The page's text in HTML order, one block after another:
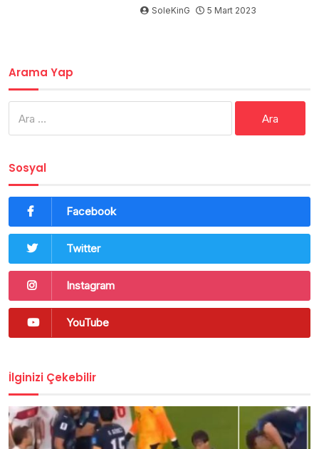
SoleKinG 5 Mart 2023
Arama Yap
Sosyal
Facebook
Twitter
Instagram
YouTube
İlginizi Çekebilir